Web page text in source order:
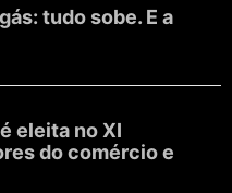
tudo sobe. E a
eleita no XI
do comércio e